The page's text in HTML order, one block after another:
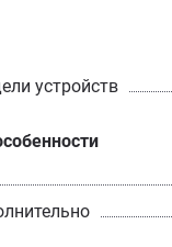
устройств